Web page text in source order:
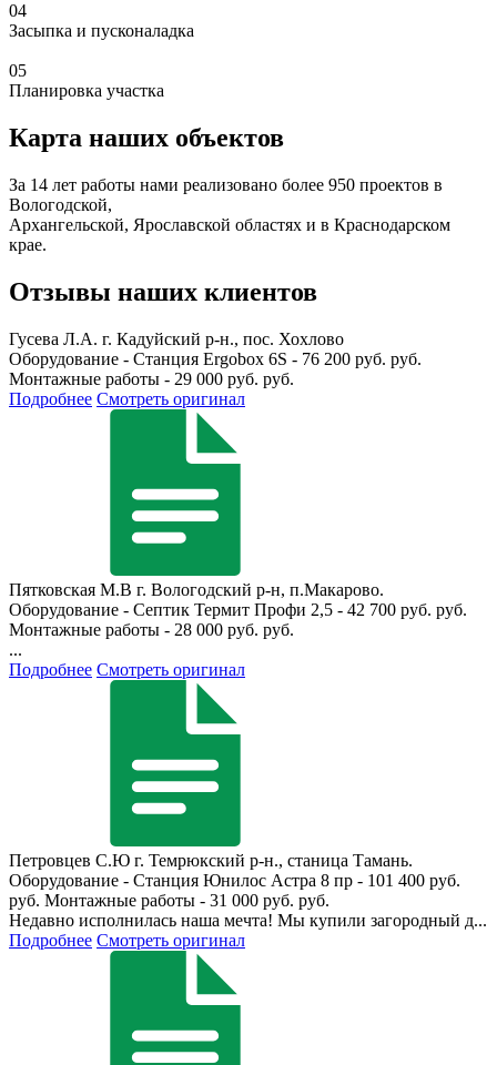
04
Засыпка и пусконаладка
05
Планировка участка
Карта наших объектов
За 14 лет работы нами реализовано более 950 проектов в
Вологодской,
Архангельской, Ярославской областях и в Краснодарском
крае.
Отзывы наших клиентов
Гусева Л.А. г. Кадуйский р-н., пос. Хохлово
Оборудование - Станция Ergobox 6S - 76 200 руб. руб.
Монтажные работы - 29 000 руб. руб.
Подробнее Смотреть оригинал
Пятковская М.В г. Вологодский р-н, п.Макарово.
Оборудование - Септик Термит Профи 2,5 - 42 700 руб. руб.
Монтажные работы - 28 000 руб. руб.
...
Подробнее Смотреть оригинал
Петровцев С.Ю г. Темрюкский р-н., станица Тамань.
Оборудование - Станция Юнилос Астра 8 пр - 101 400 руб.
руб. Монтажные работы - 31 000 руб. руб.
Недавно исполнилась наша мечта! Мы купили загородный д...
Подробнее Смотреть оригинал